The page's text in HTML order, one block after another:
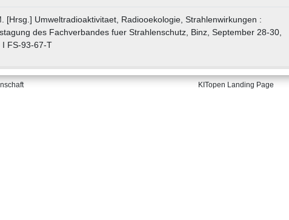
[Hrsg.] Umweltradioaktivitaet, Radiooekologie, Strahlenwirkungen :
des Fachverbandes fuer Strahlenschutz, Binz, September 28-30,
I FS-93-67-T
KITopen Landing Page